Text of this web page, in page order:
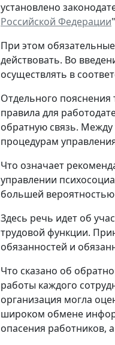
установлено
Российской Федерации
При этом
действовать. Во
осуществлять в
Отдельного
правила для
обратную связь.
процедурам
Что означает
управлении
большей вероятностью
Здесь речь идет об
трудовой функции.
обязанностей и
Что сказано об
работы каждого
организация могла
широком обмене
опасения работников,